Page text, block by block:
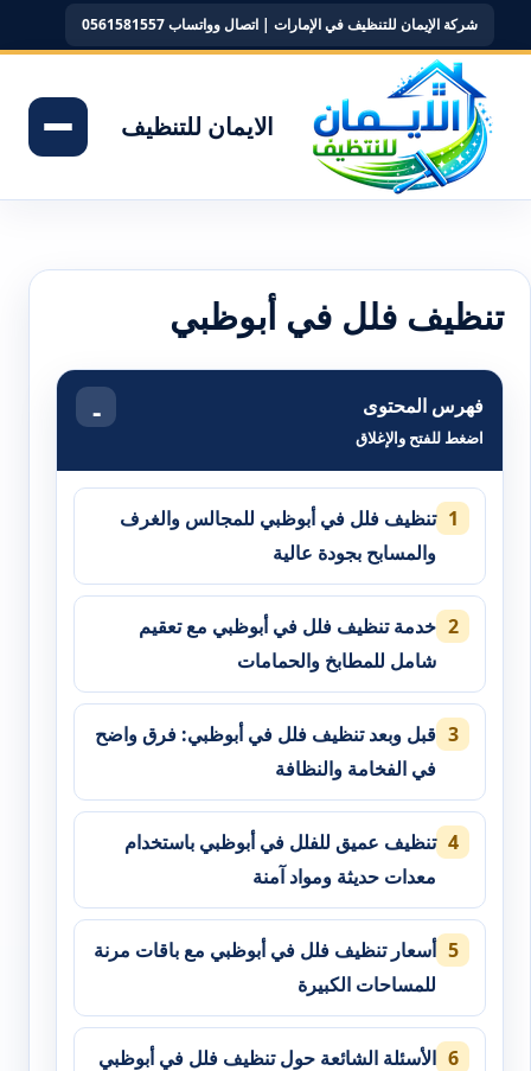
شركة الإيمان للتنظيف في الإمارات | اتصال وواتساب 0561581557
الايمان للتنظيف
تنظيف فلل في أبوظبي
فهرس المحتوى
اضغط للفتح والإغلاق
تنظيف فلل في أبوظبي للمجالس والغرف
والمسابح بجودة عالية
خدمة تنظيف فلل في أبوظبي مع تعقيم
شامل للمطابخ والحمامات
قبل وبعد تنظيف فلل في أبوظبي: فرق واضح
في الفخامة والنظافة
تنظيف عميق للفلل في أبوظبي باستخدام
معدات حديثة ومواد آمنة
أسعار تنظيف فلل في أبوظبي مع باقات مرنة
للمساحات الكبيرة
الأسئلة الشائعة حول تنظيف فلل في أبوظبي